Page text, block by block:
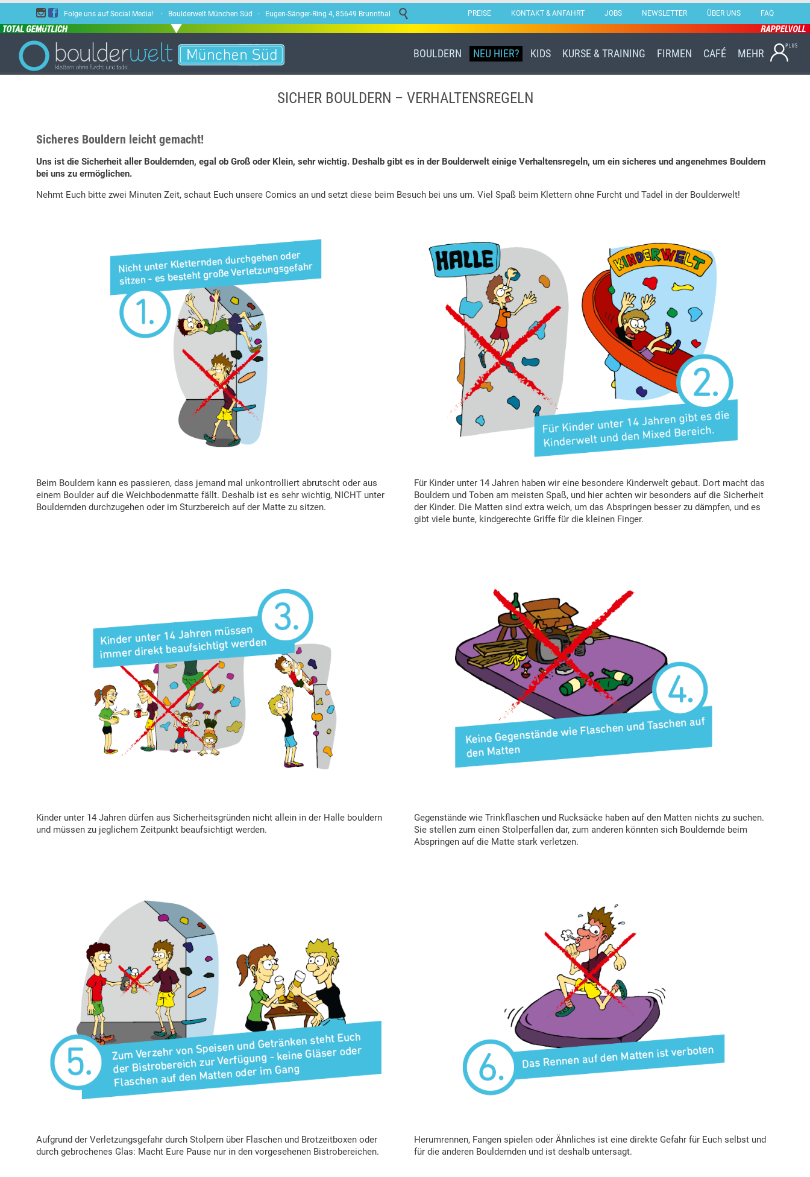
  Folge uns auf Social Media! · Boulderwelt München Süd · Eugen-Sänger-Ring 4, 85649 Brunnthal  PREISE KONTAKT & ANFAHRT JOBS NEWSLETTER ÜBER UNS FAQ
Skip
to
BOULDERN NEU HIER? KIDS KURSE & TRAINING FIRMEN CAFÉ MEHR
SICHER BOULDERN – VERHALTENSREGELN
Sicheres Bouldern leicht gemacht!
Uns ist die Sicherheit aller Bouldernden, egal ob Groß oder Klein, sehr wichtig. Deshalb gibt es in der Boulderwelt einige Verhaltensregeln, um ein sicheres und angenehmes Bouldern
bei uns zu ermöglichen.
Nehmt Euch bitte zwei Minuten Zeit, schaut Euch unsere Comics an und setzt diese beim Besuch bei uns um. Viel Spaß beim Klettern ohne Furcht und Tadel in der Boulderwelt!
Beim Bouldern kann es passieren, dass jemand mal unkontrolliert abrutscht oder aus
einem Boulder auf die Weichbodenmatte fällt. Deshalb ist es sehr wichtig, NICHT unter
Bouldernden durchzugehen oder im Sturzbereich auf der Matte zu sitzen.
Für Kinder unter 14 Jahren haben wir eine besondere Kinderwelt gebaut. Dort macht das
Bouldern und Toben am meisten Spaß, und hier achten wir besonders auf die Sicherheit
der Kinder. Die Matten sind extra weich, um das Abspringen besser zu dämpfen, und es
gibt viele bunte, kindgerechte Griffe für die kleinen Finger.
Kinder unter 14 Jahren dürfen aus Sicherheitsgründen nicht allein in der Halle bouldern
und müssen zu jeglichem Zeitpunkt beaufsichtigt werden.
Gegenstände wie Trinkflaschen und Rucksäcke haben auf den Matten nichts zu suchen.
Sie stellen zum einen Stolperfallen dar, zum anderen könnten sich Bouldernde beim
Abspringen auf die Matte stark verletzen.
Aufgrund der Verletzungsgefahr durch Stolpern über Flaschen und Brotzeitboxen oder
durch gebrochenes Glas: Macht Eure Pause nur in den vorgesehenen Bistrobereichen.
Herumrennen, Fangen spielen oder Ähnliches ist eine direkte Gefahr für Euch selbst und
für die anderen Bouldernden und ist deshalb untersagt.